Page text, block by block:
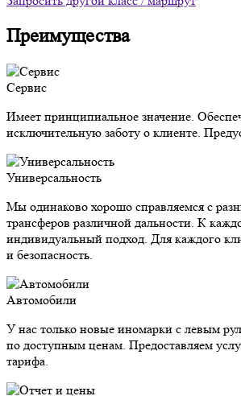
Преимущества
Сервис
Имеет принципиальное значение.
исключительную заботу о клиенте.
Универсальность
Мы одинаково хорошо справляемся с
трансферов различной дальности. К
индивидуальный подход. Для каждого
и безопасность.
Автомобили
У нас только новые иномарки с левым
по доступным ценам. Предоставляем
тарифа.